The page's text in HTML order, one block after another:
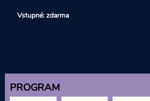
Vstupné: zdarma
PROGRAM